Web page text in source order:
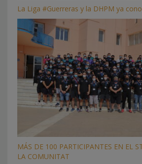
La Liga #Guerreras y la DHPM ya
MÁS DE 100 PARTICIPANTES EN EL
LA COMUNITAT